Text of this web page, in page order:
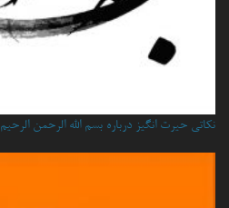
نكاتي حيرت انگيز درباره بسم الله الرحمن الرحيم